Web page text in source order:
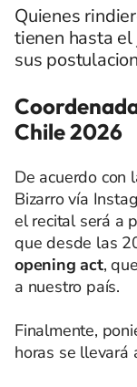
Quienes
tienen hasta
sus
Chile 2026
De acuerdo con
Bizarro vía
el recital será a
que desde las
opening act,
a nuestro país.
Finalmente,
horas se llevará